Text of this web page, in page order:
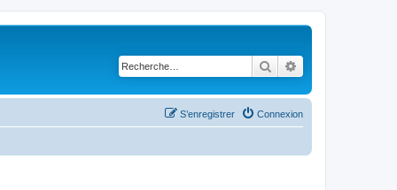
Rechercher
Connexion
S’enregistrer